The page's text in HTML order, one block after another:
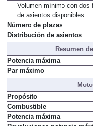
Volumen mínimo con dos
de asientos disponibles
Número de plazas
Distribución de asientos
Resumen
Potencia máxima
Par máximo
Propósito
Combustible
Potencia máxima